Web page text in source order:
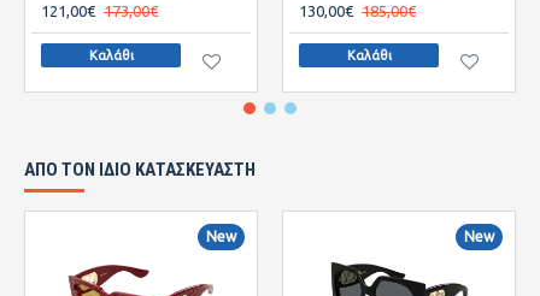
121,00€ 173,00€
Καλάθι
130,00€ 185,00€
Καλάθι
ΑΠΌ ΤΟΝ ΊΔΙΟ ΚΑΤΑΣΚΕΥΑΣΤΉ
New New